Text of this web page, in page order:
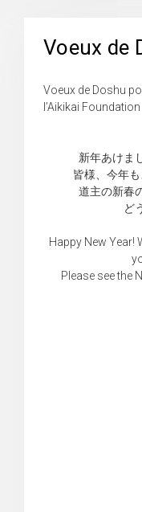
Voeux de
Voeux de Doshu
l’Aikikai Foundation
新年あけま
皆様、今年
道主の新春
ど
Happy New
Please see the